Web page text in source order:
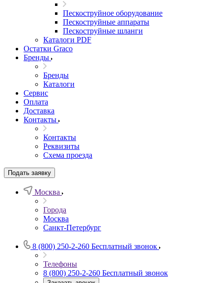
Пескоструйное оборудование
Пескоструйные аппараты
Пескоструйные шланги
Каталоги PDF
Остатки Graco
Бренды
Бренды
Каталоги
Сервис
Оплата
Доставка
Контакты
Контакты
Реквизиты
Схема проезда
Подать заявку
Москва
Города
Москва
Санкт-Петербург
8 (800) 250-2-260 Бесплатный звонок
Телефоны
8 (800) 250-2-260 Бесплатный звонок